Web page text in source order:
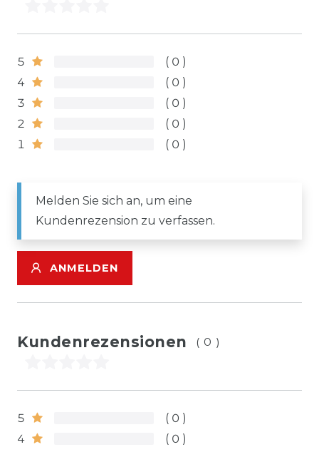
5
0
4
0
3
0
2
0
1
0
Melden Sie sich an, um eine
Kundenrezension zu verfassen.
ANMELDEN
Kundenrezensionen (0)
5
0
4
0